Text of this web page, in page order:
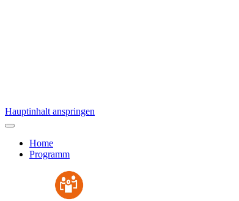
Hauptinhalt anspringen
Home
Programm